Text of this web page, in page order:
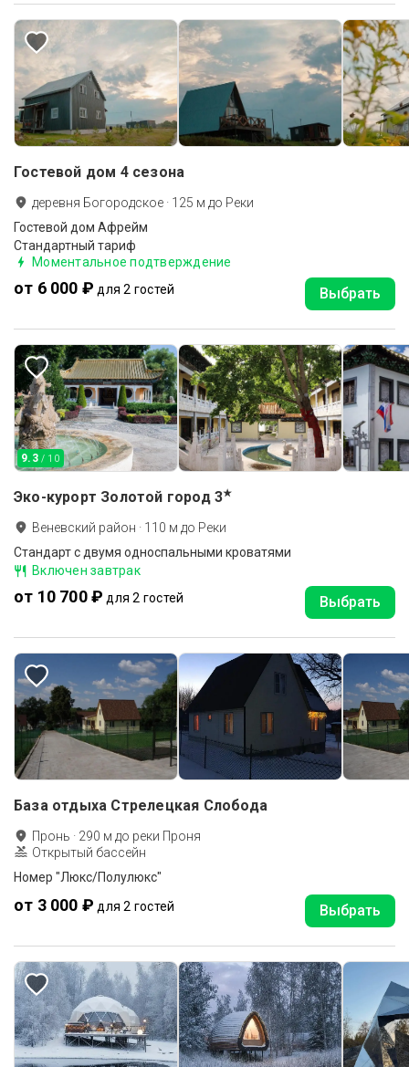
Гостевой дом 4 сезона
деревня Богородское · 125 м до Реки
Гостевой дом Афрейм
Стандартный тариф
Моментальное подтверждение
от 6 000 ₽ для 2 гостей Выбрать
9.3 / 10
Эко-курорт Золотой город 3★
Веневский район · 110 м до Реки
Стандарт с двумя односпальными кроватями
Включен завтрак
от 10 700 ₽ для 2 гостей Выбрать
База отдыха Стрелецкая Слобода
Пронь · 290 м до реки Проня
Открытый бассейн
Номер "Люкс/Полулюкс"
от 3 000 ₽ для 2 гостей Выбрать